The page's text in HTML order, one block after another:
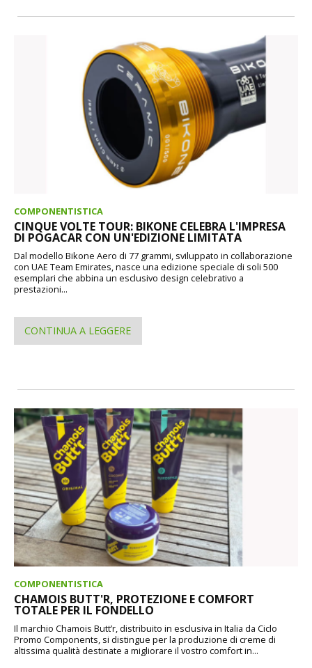
COMPONENTISTICA
CINQUE VOLTE TOUR: BIKONE CELEBRA L'IMPRESA
DI POGACAR CON UN'EDIZIONE LIMITATA
Dal modello Bikone Aero di 77 grammi, sviluppato in collaborazione
con UAE Team Emirates, nasce una edizione speciale di soli 500
esemplari che abbina un esclusivo design celebrativo a
prestazioni...
CONTINUA A LEGGERE
COMPONENTISTICA
CHAMOIS BUTT'R, PROTEZIONE E COMFORT
TOTALE PER IL FONDELLO
Il marchio Chamois Butt’r, distribuito in esclusiva in Italia da Ciclo
Promo Components, si distingue per la produzione di creme di
altissima qualità destinate a migliorare il vostro comfort in...